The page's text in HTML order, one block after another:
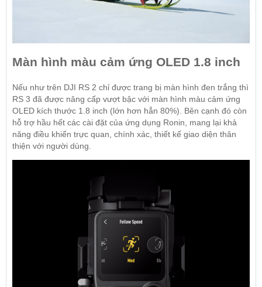
Màn hình màu cảm ứng OLED 1.8 inch
Nếu như trên DJI RS 2 chỉ được trang bị màn hình đen trắng thì
RS 3 đã được nâng cấp vượt bậc với màn hình màu cảm ứng
OLED kích thước 1.8 inch (lớn hơn hẳn 80%). Bên cạnh đó còn
hỗ trợ hầu hết các cài đặt của ứng dụng Ronin, mang lại khả
năng điều khiển trực quan, chính xác, thiết kế giao diện thân
thiện với người dùng.